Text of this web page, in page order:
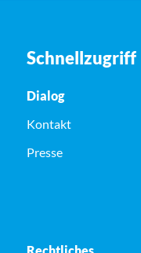
Schnellzugriff
Dialog
Kontakt
Presse